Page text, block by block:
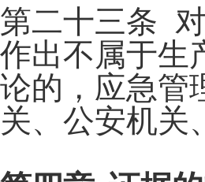
第二十三条
作出不属于生
论的，应急管
关、公安机关